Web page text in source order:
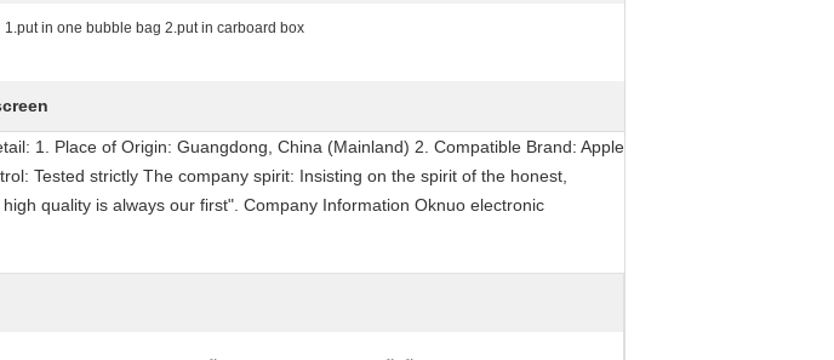
1.put in one bubble bag 2.put in carboard box
1. Place of Origin: Guangdong, China (Mainland) 2. Compatible Brand: Apple
Tested strictly The company spirit: Insisting on the spirit of the honest,
quality is always our first". Company Information Oknuo electronic